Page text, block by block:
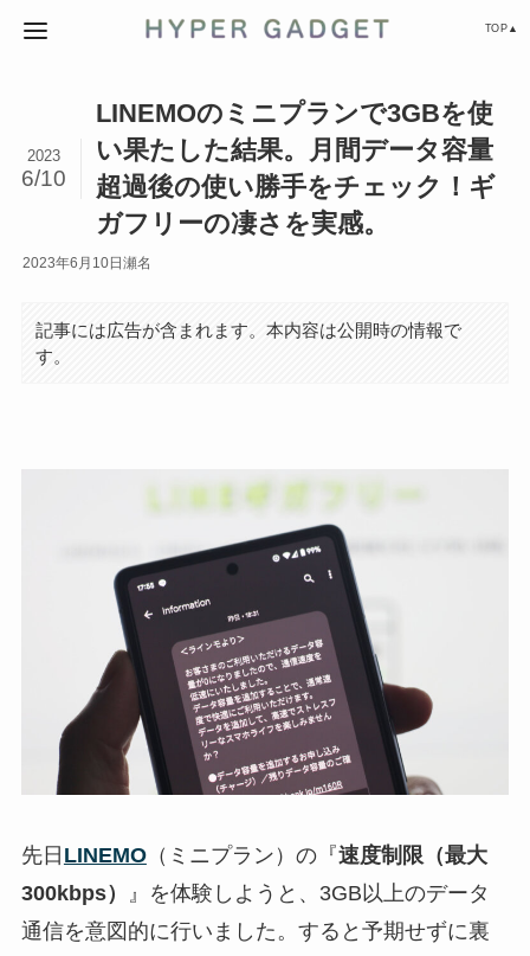
TOP▲
LINEMOのミニプランで3GBを使
い果たした結果。月間データ容量
超過後の使い勝手をチェック！ギ
ガフリーの凄さを実感。
2023
6/10
2023年6月10日 瀬名
記事には広告が含まれます。本内容は公開時の情報で
す。
先日 LINEMO（ミニプラン）の『速度制限（最大
300kbps）
』を体験しようと、3GB以上のデータ
通信を意図的に行いました。すると予期せずに裏